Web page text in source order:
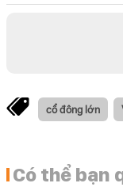
cổ đông lớn
Có thể bạn